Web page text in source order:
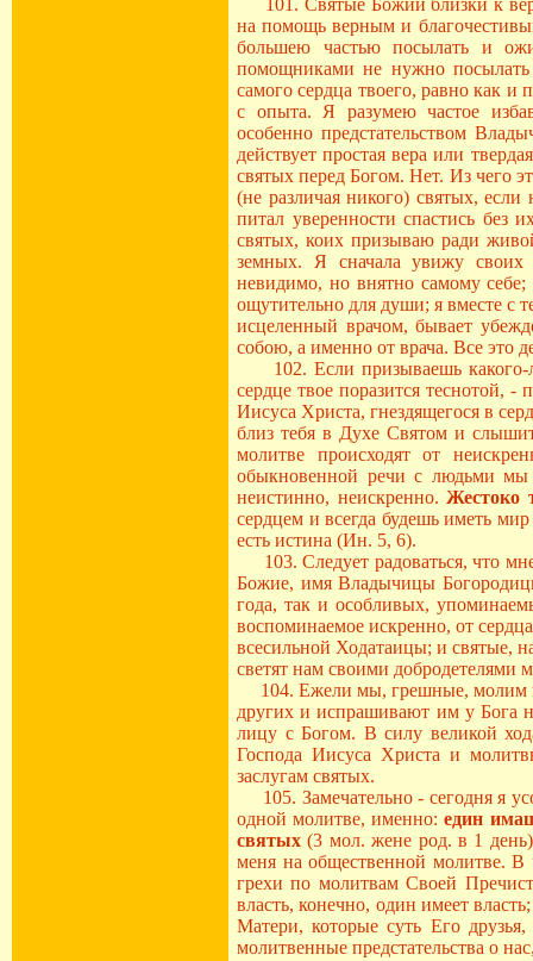
101. Святые Божии близки к
на помощь верным и
большею частью посылать и
помощниками не нужно
самого сердца твоего, равно как
с опыта. Я разумею частое
особенно предстательством
действует простая вера или
святых перед Богом. Нет. Из чего
(не различая никого) святых,
питал уверенности спастись
святых, коих призываю ради
земных. Я сначала увижу
невидимо, но внятно самому
ощутительно для души; я вместе с
исцеленный врачом, бывает
собою, а именно от врача. Все это
102. Если призываешь какого-
сердце твое поразится теснотой,
Иисуса Христа, гнездящегося в
близ тебя в Духе Святом и
молитве происходят от
обыкновенной речи с людьми мы
неистинно, неискренно.Жестоко
сердцем и всегда будешь иметь
есть истина (Ин. 5, 6).
103. Следует радоваться, что
Божие, имя Владычицы
года, так и особливых,
воспоминаемое искренно, от
всесильной Ходатаицы; и святые,
светят нам своими
104. Ежели мы, грешные, молим и
других и испрашивают им у Бога
лицу с Богом. В силу великой
Господа Иисуса Христа и
заслугам святых.
105. Замечательно - сегодня я
одной молитве, именно:един
святых (3 мол. жене род. в 1
меня на общественной молитве.
грехи по молитвам Своей
власть, конечно, один имеет
Матери, которые суть Его
молитвенные предстательства о